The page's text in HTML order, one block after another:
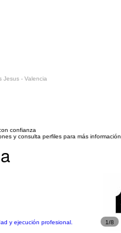
Jesus - Valencia
confianza
y consulta perfiles para más información.
y ejecución profesional.
1/8